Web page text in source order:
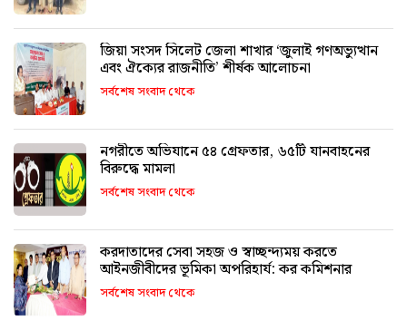
জিয়া সংসদ সিলেট জেলা শাখার ‘জুলাই গণঅভ্যুত্থান
এবং ঐক্যের রাজনীতি’ শীর্ষক আলোচনা
সর্বশেষ সংবাদ থেকে
নগরীতে অভিযানে ৫৪ গ্রেফতার, ৬৫টি যানবাহনের
বিরুদ্ধে মামলা
সর্বশেষ সংবাদ থেকে
করদাতাদের সেবা সহজ ও স্বাচ্ছন্দ্যময় করতে
আইনজীবীদের ভূমিকা অপরিহার্য: কর কমিশনার
সর্বশেষ সংবাদ থেকে